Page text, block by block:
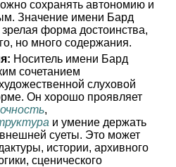
сохранять автономию и
Значение имени Бард
зрелая форма достоинства,
но много содержания.
Носитель имени Бард
сочетанием
слуховой
Он хорошо проявляет
,
и умение держать
суеты. Это может
истории, архивного
сценического